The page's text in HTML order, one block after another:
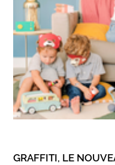
GRAFFITI, LE